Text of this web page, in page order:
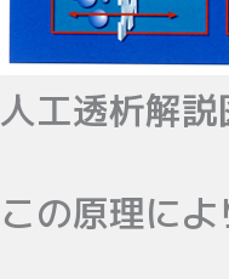
人工透析解説
この原理に